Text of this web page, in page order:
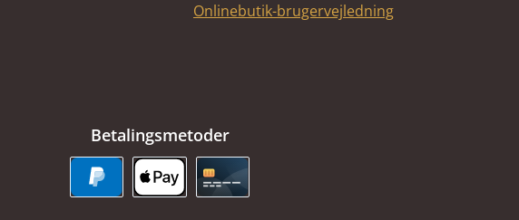
Onlinebutik-brugervejledning
Betalingsmetoder